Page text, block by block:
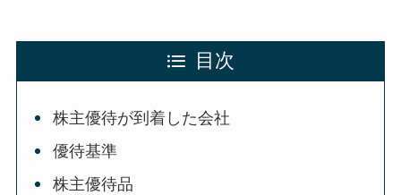
目次
株主優待が到着した会社
優待基準
株主優待品